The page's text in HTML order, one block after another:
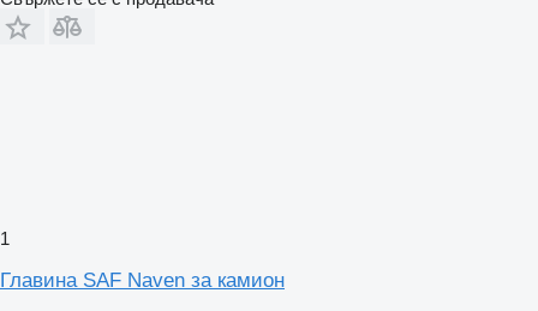
1
Главина SAF Naven за камион